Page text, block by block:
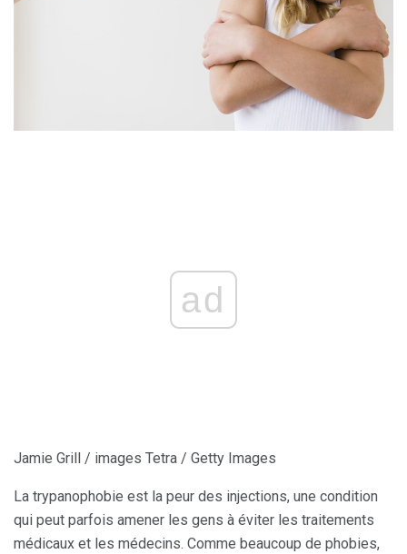
ad
Jamie Grill / images Tetra / Getty Images
La trypanophobie est la peur des injections, une condition
qui peut parfois amener les gens à éviter les traitements
médicaux et les médecins. Comme beaucoup de phobies,